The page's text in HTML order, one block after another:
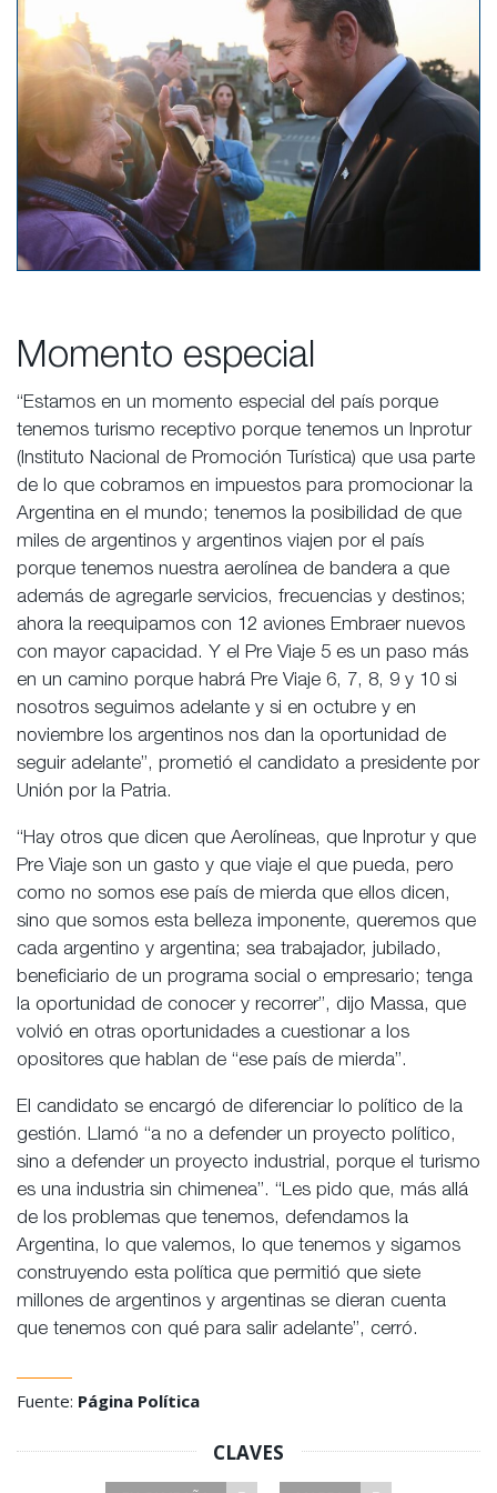
Momento especial
“Estamos en un momento especial del país porque
tenemos turismo receptivo porque tenemos un Inprotur
(Instituto Nacional de Promoción Turística) que usa parte
de lo que cobramos en impuestos para promocionar la
Argentina en el mundo; tenemos la posibilidad de que
miles de argentinos y argentinos viajen por el país
porque tenemos nuestra aerolínea de bandera a que
además de agregarle servicios, frecuencias y destinos;
ahora la reequipamos con 12 aviones Embraer nuevos
con mayor capacidad. Y el Pre Viaje 5 es un paso más
en un camino porque habrá Pre Viaje 6, 7, 8, 9 y 10 si
nosotros seguimos adelante y si en octubre y en
noviembre los argentinos nos dan la oportunidad de
seguir adelante”, prometió el candidato a presidente por
Unión por la Patria.
“Hay otros que dicen que Aerolíneas, que Inprotur y que
Pre Viaje son un gasto y que viaje el que pueda, pero
como no somos ese país de mierda que ellos dicen,
sino que somos esta belleza imponente, queremos que
cada argentino y argentina; sea trabajador, jubilado,
beneficiario de un programa social o empresario; tenga
la oportunidad de conocer y recorrer”, dijo Massa, que
volvió en otras oportunidades a cuestionar a los
opositores que hablan de “ese país de mierda”.
El candidato se encargó de diferenciar lo político de la
gestión. Llamó “a no a defender un proyecto político,
sino a defender un proyecto industrial, porque el turismo
es una industria sin chimenea”. “Les pido que, más allá
de los problemas que tenemos, defendamos la
Argentina, lo que valemos, lo que tenemos y sigamos
construyendo esta política que permitió que siete
millones de argentinos y argentinas se dieran cuenta
que tenemos con qué para salir adelante”, cerró.
Fuente: Página Política
CLAVES